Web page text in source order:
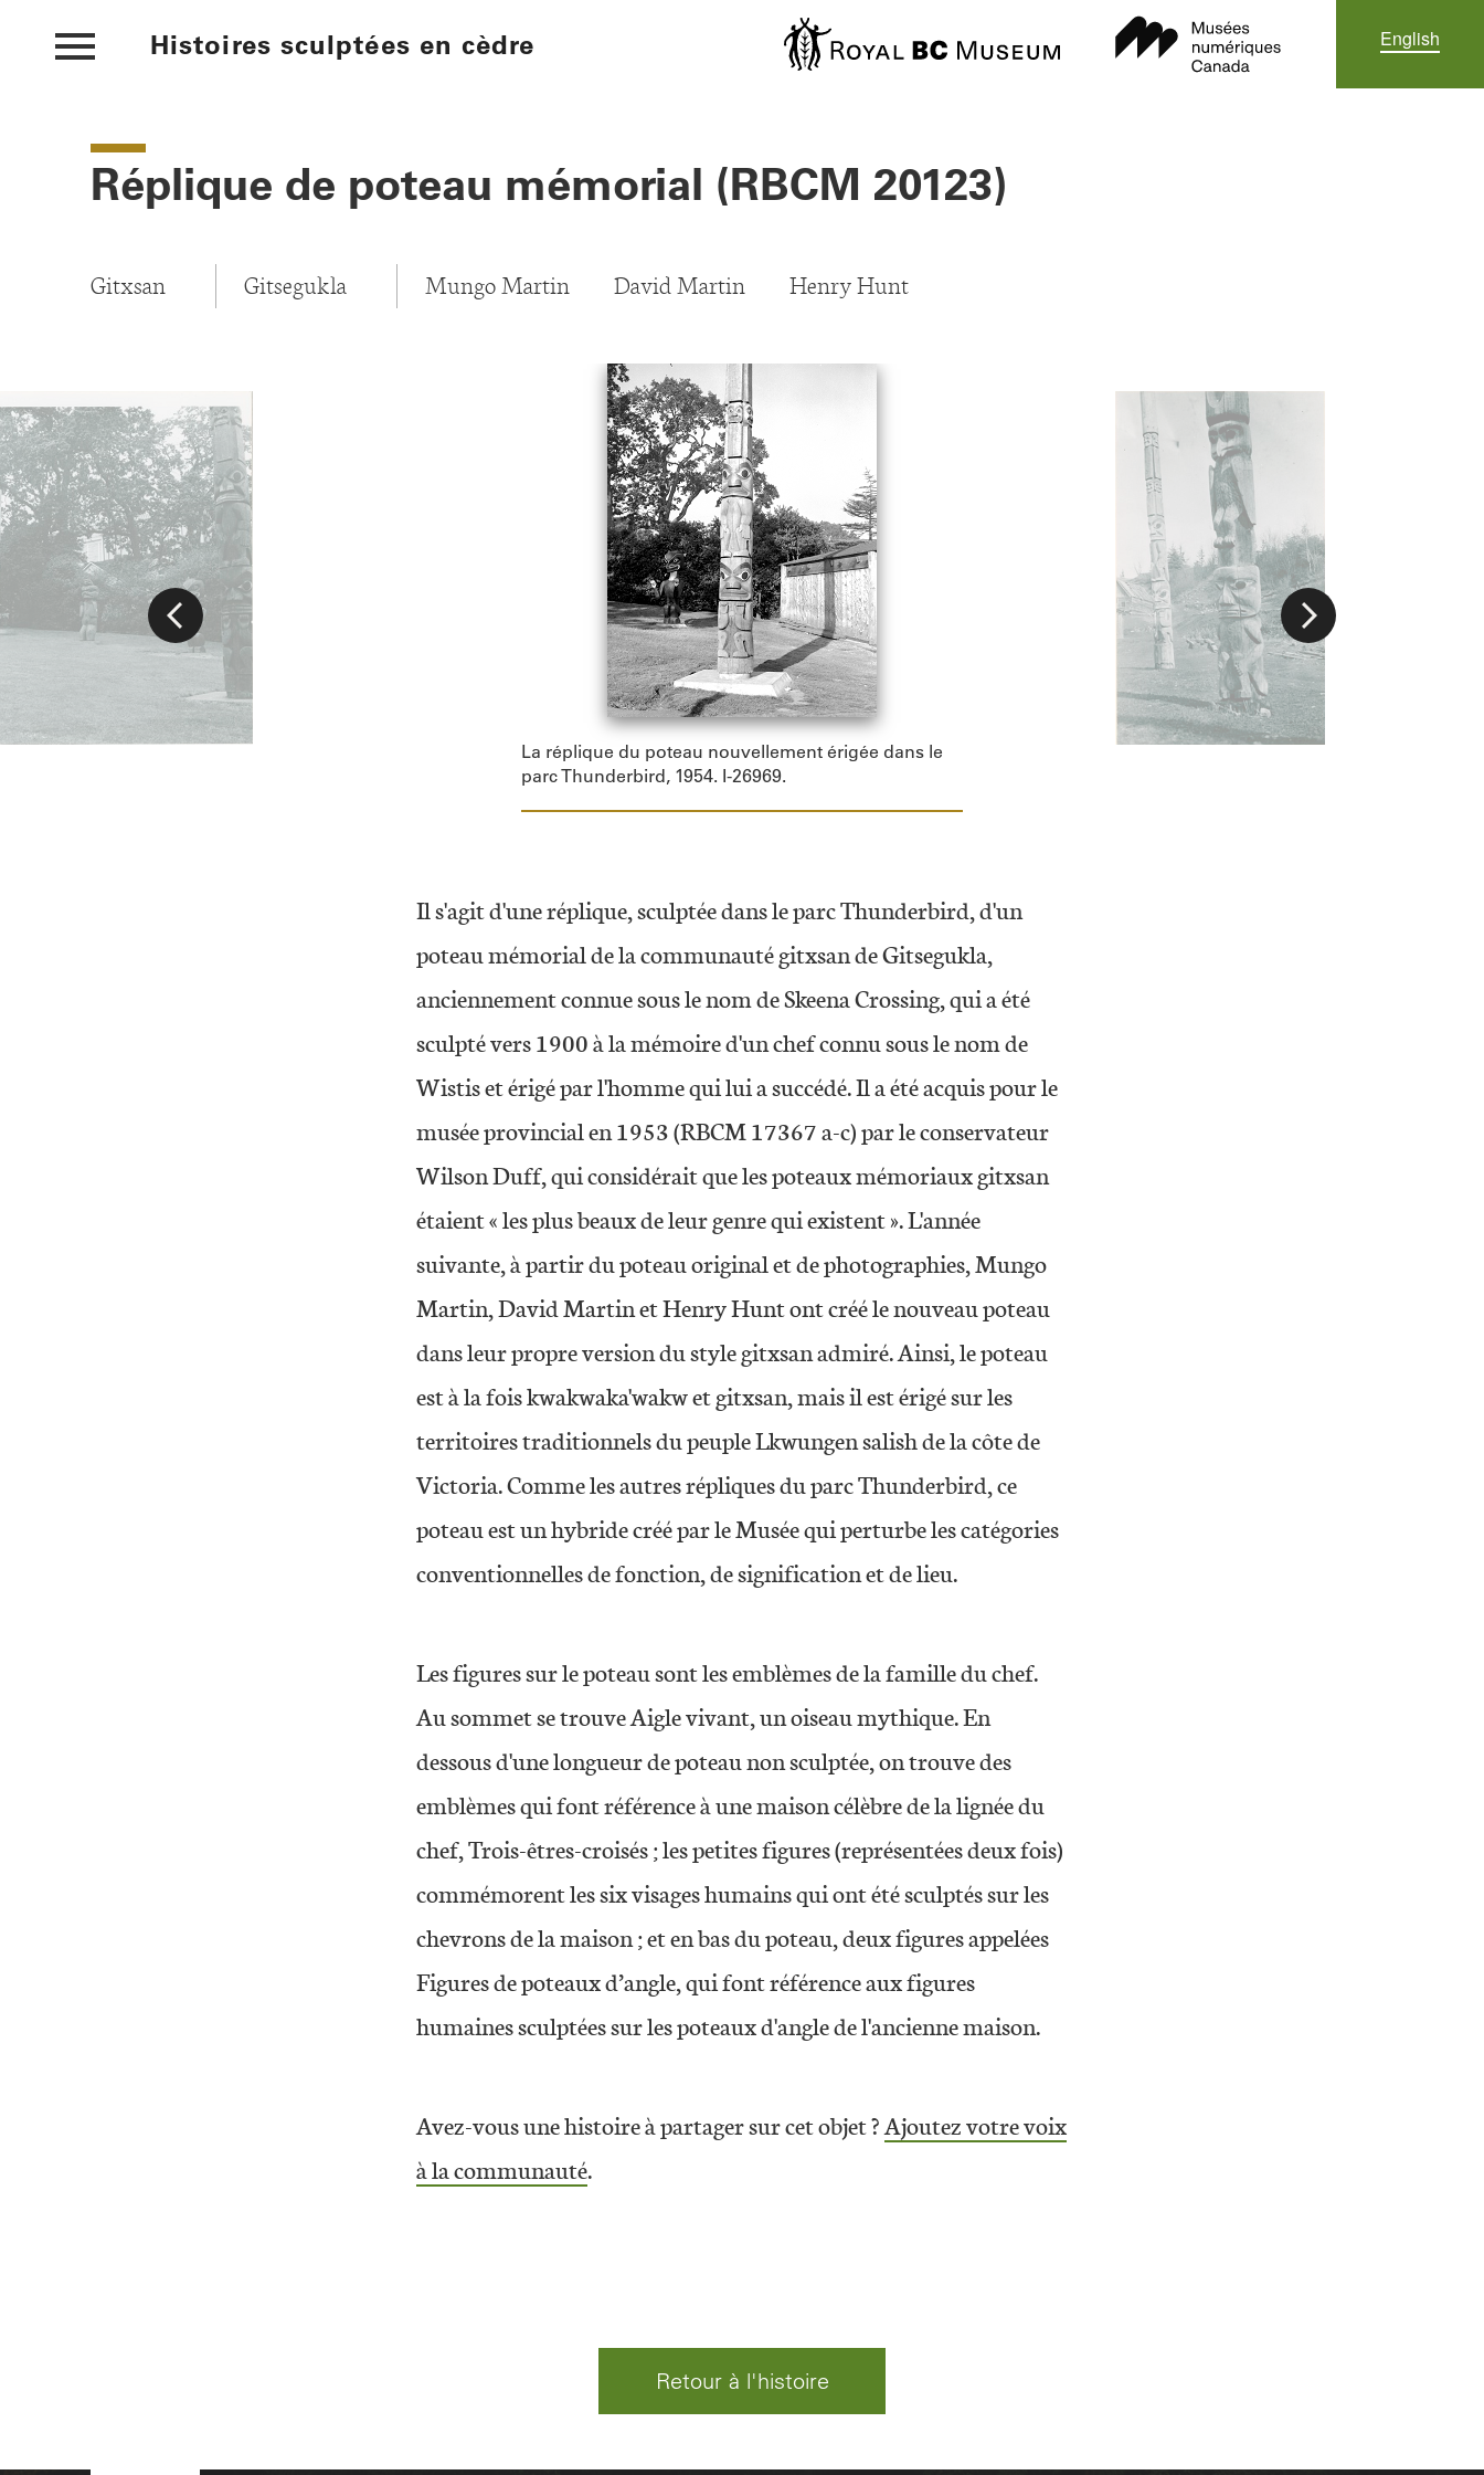
Histoires sculptées en cèdre IMAGE IMAGE English
Réplique de poteau mémorial (RBCM 20123)
Gitxsan Gitsegukla Mungo Martin David Martin Henry Hunt
La réplique du poteau nouvellement érigée dans le
parc Thunderbird, 1954. I-26969.
IMAGE
Il s'agit d'une réplique, sculptée dans le parc Thunderbird, d'un
poteau mémorial de la communauté gitxsan de Gitsegukla,
anciennement connue sous le nom de Skeena Crossing, qui a été
sculpté vers 1900 à la mémoire d'un chef connu sous le nom de
Wistis et érigé par l'homme qui lui a succédé. Il a été acquis pour le
musée provincial en 1953 (RBCM 17367 a-c) par le conservateur
Wilson Duff, qui considérait que les poteaux mémoriaux gitxsan
étaient « les plus beaux de leur genre qui existent ». L'année
suivante, à partir du poteau original et de photographies, Mungo
Martin, David Martin et Henry Hunt ont créé le nouveau poteau
dans leur propre version du style gitxsan admiré. Ainsi, le poteau
est à la fois kwakwaka'wakw et gitxsan, mais il est érigé sur les
territoires traditionnels du peuple Lkwungen salish de la côte de
Victoria. Comme les autres répliques du parc Thunderbird, ce
poteau est un hybride créé par le Musée qui perturbe les catégories
conventionnelles de fonction, de signification et de lieu.
Les figures sur le poteau sont les emblèmes de la famille du chef.
Au sommet se trouve Aigle vivant, un oiseau mythique. En
dessous d'une longueur de poteau non sculptée, on trouve des
emblèmes qui font référence à une maison célèbre de la lignée du
chef, Trois-êtres-croisés ; les petites figures (représentées deux fois)
commémorent les six visages humains qui ont été sculptés sur les
chevrons de la maison ; et en bas du poteau, deux figures appelées
Figures de poteaux d’angle, qui font référence aux figures
humaines sculptées sur les poteaux d'angle de l'ancienne maison.
Avez-vous une histoire à partager sur cet objet ?Ajoutez votre voix
à la communauté.
Retour à l'histoire